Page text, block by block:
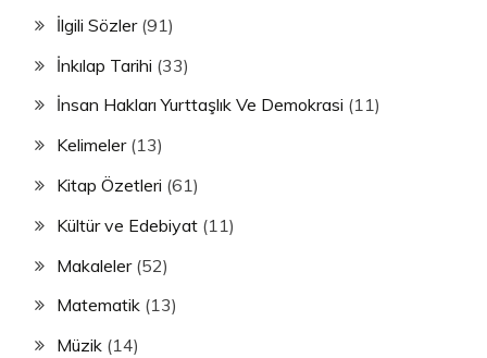
İlgili Sözler(91)
İnkılap Tarihi (33)
İnsan Hakları Yurttaşlık Ve Demokrasi (11)
Kelimeler(13)
Kitap Özetleri (61)
Kültür ve Edebiyat (11)
Makaleler(52)
Matematik (13)
Müzik (14)